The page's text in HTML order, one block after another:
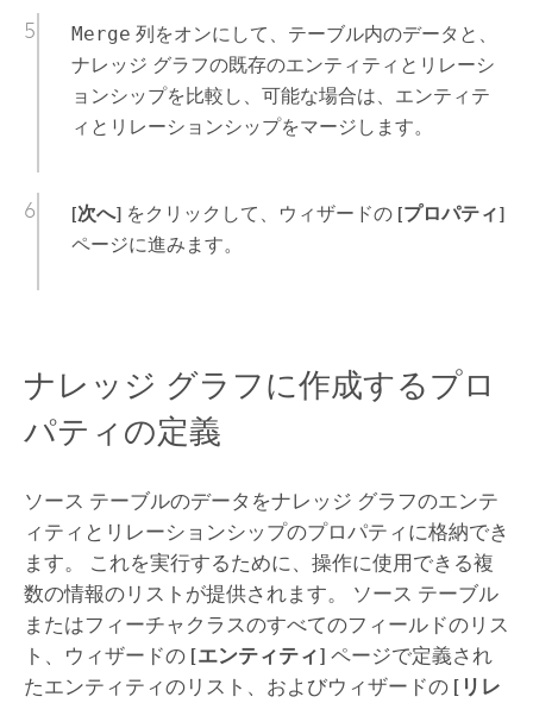
Merge 列をオンにして、テーブル内のデータと、
ナレッジ グラフの既存のエンティティとリレーシ
ョンシップを比較し、可能な場合は、エンティテ
ィとリレーションシップをマージします。
[次へ]をクリックして、ウィザードの [プロパティ]
ページに進みます。
ナレッジ グラフに作成するプロ
パティの定義
ソース テーブルのデータをナレッジ グラフのエンテ
ィティとリレーションシップのプロパティに格納でき
ます。 これを実行するために、操作に使用できる複
数の情報のリストが提供されます。 ソース テーブル
またはフィーチャクラスのすべてのフィールドのリス
ト、ウィザードの [エンティティ] ページで定義され
たエンティティのリスト、およびウィザードの [リレ